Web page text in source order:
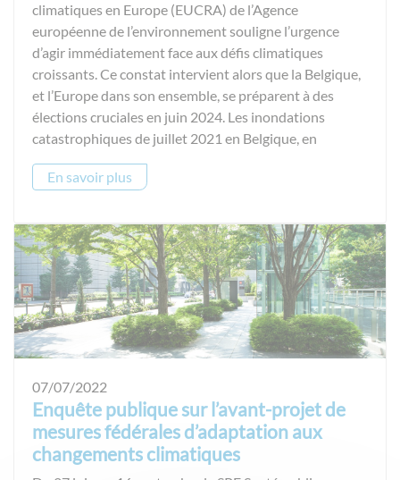
climatiques en Europe (EUCRA) de l’Agence
européenne de l’environnement souligne l’urgence
d’agir immédiatement face aux défis climatiques
croissants. Ce constat intervient alors que la Belgique,
et l’Europe dans son ensemble, se préparent à des
élections cruciales en juin 2024. Les inondations
catastrophiques de juillet 2021 en Belgique, en
En savoir plus
07/07/2022
Enquête publique sur l’avant-projet de
mesures fédérales d’adaptation aux
changements climatiques